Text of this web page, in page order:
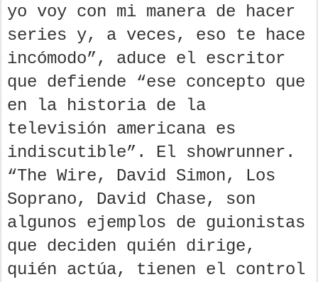
yo voy con mi manera de hacer
series y, a veces, eso te hace
incómodo”, aduce el escritor
que defiende “ese concepto que
en la historia de la
televisión americana es
indiscutible”. El showrunner.
“The Wire, David Simon, Los
Soprano, David Chase, son
algunos ejemplos de guionistas
que deciden quién dirige,
quién actúa, tienen el control